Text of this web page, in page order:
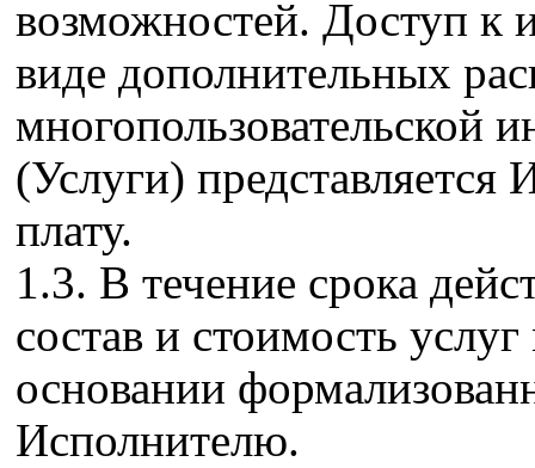
возможностей. Доступ к
виде дополнительных
многопользовательской
(Услуги)
плату.
1.3. В течение срока
состав и стоимость
основании
Исполнителю.